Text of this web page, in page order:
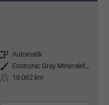
Getriebe Automatik
Außenfarbe
Ecotronic Gray Mineraleffekt
Kilometerstand
19.062 km